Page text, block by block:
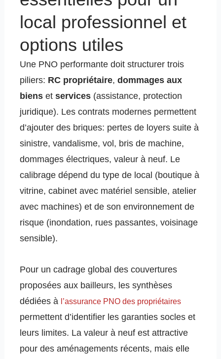
local professionnel et
options utiles
Une PNO performante doit structurer trois
piliers: RC propriétaire,dommages aux
biens etservices (assistance, protection
juridique). Les contrats modernes permettent
d’ajouter des briques: pertes de loyers suite à
sinistre, vandalisme, vol, bris de machine,
dommages électriques, valeur à neuf. Le
calibrage dépend du type de local (boutique à
vitrine, cabinet avec matériel sensible, atelier
avec machines) et de son environnement de
risque (inondation, rues passantes, voisinage
sensible).
Pour un cadrage global des couvertures
proposées aux bailleurs, les synthèses
dédiées à l’assurance PNO des propriétaires
permettent d’identifier les garanties socles et
leurs limites. La valeur à neuf est attractive
pour des aménagements récents, mais elle